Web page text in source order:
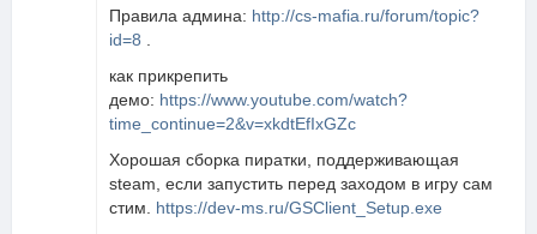
Правила админа: http://cs-mafia.ru/forum/topic?
id=8
как прикрепить
демо: https://www.youtube.com/watch?
time_continue=2&v=xkdtEfIxGZc
Хорошая сборка пиратки, поддерживающая
steam, если запустить перед заходом в игру сам
стим. https://dev-ms.ru/GSClient_Setup.exe